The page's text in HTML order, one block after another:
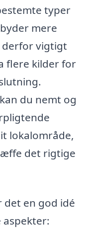
typer
mere
derfor vigtigt
flere kilder for
du nemt og
lokalområde,
det rigtige
en god idé